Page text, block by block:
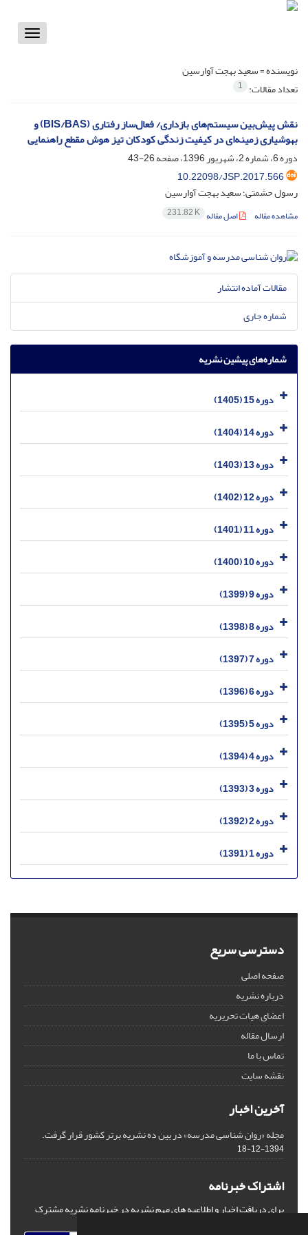
Toggle
نویسنده =سعید بهجت آوارسین
تعداد مقالات: 1
نقش پیش‌بین سیستم‌های بازداری/ فعال‌ساز رفتاری (BIS/BAS) و
بهوشیاری زمینه‌ای در کیفیت زندگی کودکان تیز هوش مقطع راهنمایی
دوره 6، شماره 2، شهریور 1396، صفحه
26-43
10.22098/JSP.2017.566
رسول حشمتی؛ سعید بهجت آوارسین
مشاهده مقاله اصل مقاله 231.82 K
مقالات آماده انتشار
شماره جاری
شماره‌های پیشین نشریه
دوره 15 (1405)
دوره 14 (1404)
دوره 13 (1403)
دوره 12 (1402)
دوره 11 (1401)
دوره 10 (1400)
دوره 9 (1399)
دوره 8 (1398)
دوره 7 (1397)
دوره 6 (1396)
دوره 5 (1395)
دوره 4 (1394)
دوره 3 (1393)
دوره 2 (1392)
دوره 1 (1391)
دسترسی سریع
صفحه اصلی
درباره نشریه
اعضای هیات تحریریه
ارسال مقاله
تماس با ما
نقشه سایت
آخرین اخبار
مجله «روان شناسی مدرسه» در بین ده نشریه برتر کشور قرار گرفت.
1394-12-18
اشتراک خبرنامه
برای دریافت اخبار و اطلاعیه های مهم نشریه در خبرنامه نشریه مشترک